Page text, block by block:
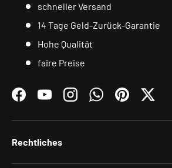
schneller Versand
14 Tage Geld-Zurück-Garantie
Hohe Qualität
faire Preise
FacebookYouTubeInstagramWhatsAppPinterestTwitter
Rechtliches